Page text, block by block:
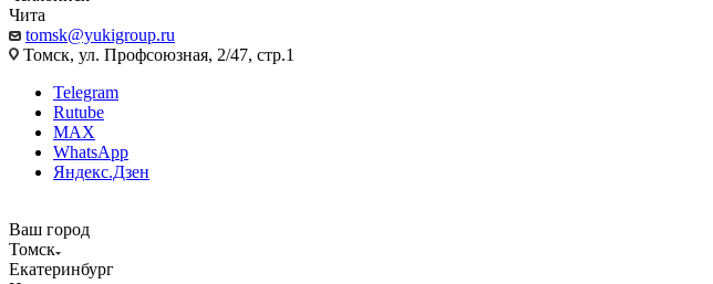
Чита
tomsk@yukigroup.ru
Томск, ул. Профсоюзная, 2/47, стр.1
Telegram
Rutube
MAX
WhatsApp
Яндекс.Дзен
Ваш город
Томск
Екатеринбург